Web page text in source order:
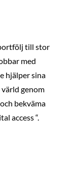
till stor
med
hjälper sina
värld genom
bekväma
access “.